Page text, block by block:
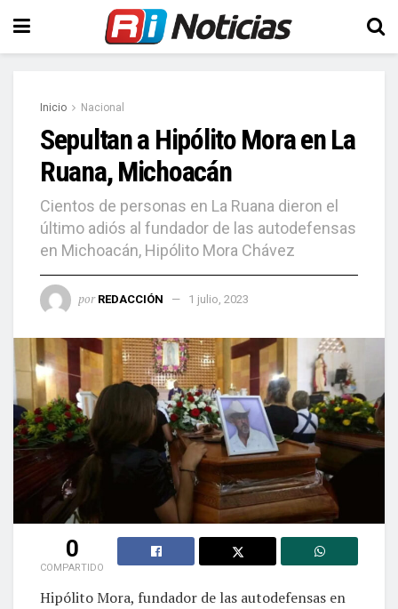
Inicio Nacional
Sepultan a Hipólito Mora en La
Ruana, Michoacán
Cientos de personas en La Ruana dieron el
último adiós al fundador de las autodefensas
en Michoacán, Hipólito Mora Chávez
por REDACCIÓN 1 julio, 2023
0
COMPARTIDO
Hipólito Mora, fundador de las autodefensas en